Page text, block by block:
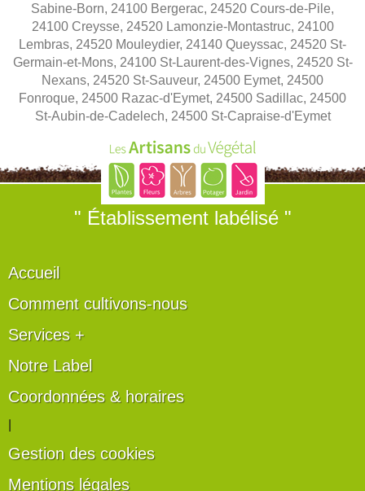
Sabine-Born, 24100 Bergerac, 24520 Cours-de-Pile,
24100 Creysse, 24520 Lamonzie-Montastruc, 24100
Lembras, 24520 Mouleydier, 24140 Queyssac, 24520 St-
Germain-et-Mons, 24100 St-Laurent-des-Vignes, 24520 St-
Nexans, 24520 St-Sauveur, 24500 Eymet, 24500
Fonroque, 24500 Razac-d'Eymet, 24500 Sadillac, 24500
St-Aubin-de-Cadelech, 24500 St-Capraise-d'Eymet
" Établissement labélisé "
Accueil
Comment cultivons-nous
Services +
Notre Label
Coordonnées & horaires
Gestion des cookies
Mentions légales